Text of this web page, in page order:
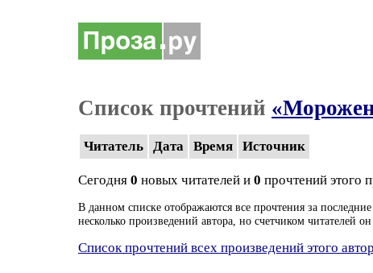
Список прочтений
Читатель Дата Время Источник
Сегодня 0 новых читателей и 0 прочтений этого
В данном списке отображаются все прочтения за
несколько произведений автора, но счетчиком читателей
Список прочтений всех произведений этого